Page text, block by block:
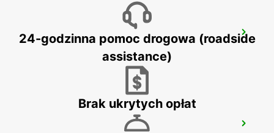
WINDHOEK AIRPORT
WINDHOEK - NAMIBIA
24-godzinna pomoc drogowa (roadside
assistance)
Brak ukrytych opłat